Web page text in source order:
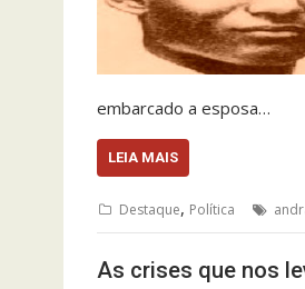
embarcado a esposa…
LEIA MAIS
Destaque, Política
As crises que nos